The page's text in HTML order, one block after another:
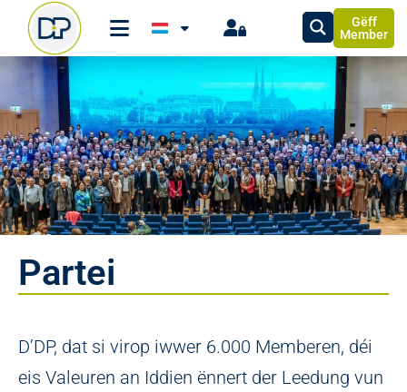
Gëff
Member
Partei
D’DP, dat si virop iwwer 6.000 Memberen, déi
eis Valeuren an Iddien ënnert der Leedung vun